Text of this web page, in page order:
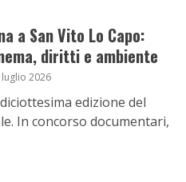
a San Vito Lo Capo:
diritti e ambiente
luglio 2026
edizione del
In concorso documentari,